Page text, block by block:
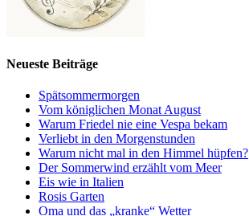
Neueste Beiträge
Spätsommermorgen
Vom königlichen Monat August
Warum Friedel nie eine Vespa bekam
Verliebt in den Morgenstunden
Warum nicht mal in den Himmel hüpfen?
Der Sommerwind erzählt vom Meer
Eis wie in Italien
Rosis Garten
Oma und das „kranke“ Wetter